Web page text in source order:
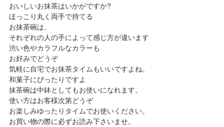
おいしいお抹茶はいかがですか?
ほっこり丸く両手で持てる
お抹茶碗は、
それぞれの人の手によって感じ方が違います
渋い色やカラフルなカラーも
お好みでどうぞ
気軽に自宅でお抹茶タイムもいいですよね。
和菓子にぴったりですよ
抹茶碗は中鉢としてもお使いになれます。
使い方はお客様次第どうぞ
お楽しみゆったりタイムでお使いください。
お買い物の際に必ずお読み下さいませ。